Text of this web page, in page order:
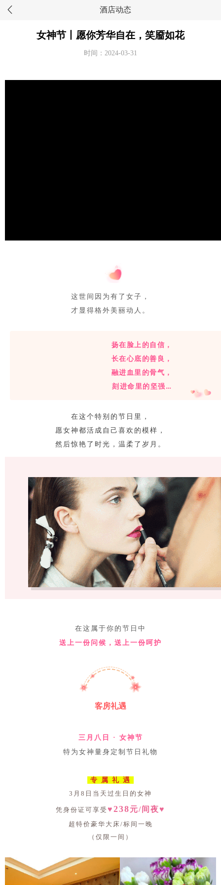
酒店动态
女神节丨愿你芳华自在，笑靥如花
时间：2024-03-31
这世间因为有了女子，
才显得格外美丽动人。
扬在脸上的自信，
长在心底的善良，
融进血里的骨气，
刻进命里的坚强…
在这个特别的节日里，
愿女神都活成自己喜欢的模样，
然后惊艳了时光，温柔了岁月。
在这属于你的节日中
送上一份问候，送上一份呵护
客房礼遇
三月八日 · 女神节
特为女神量身定制节日礼物
专 属 礼 遇
3月8日当天过生日的女神
凭身份证可享受 ♥238元/间夜♥
超特价豪华大床/标间一晚
（仅限一间）